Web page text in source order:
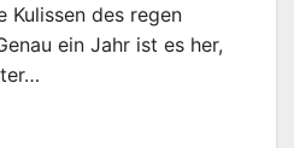
Kulissen des regen
ein Jahr ist es her,